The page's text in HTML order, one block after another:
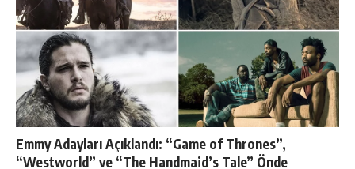
Emmy Adayları Açıklandı: “Game of Thrones”,
“Westworld” ve “The Handmaid’s Tale” Önde